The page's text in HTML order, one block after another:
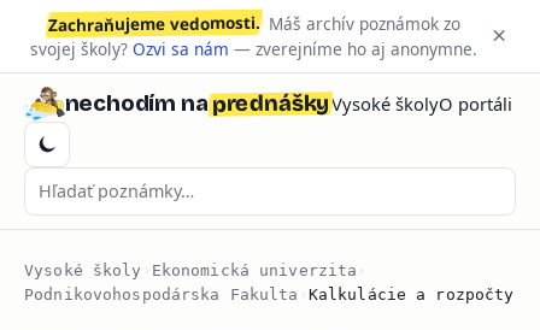
Zachraňujeme vedomosti. Máš archív poznámok zo
svojej školy? Ozvi sa nám — zverejníme ho aj anonymne. ×
nechodím naprednáškyVysoké školyO portáli
Vysoké školy › Ekonomická univerzita ›
Podnikovohospodárska Fakulta › Kalkulácie a rozpočty